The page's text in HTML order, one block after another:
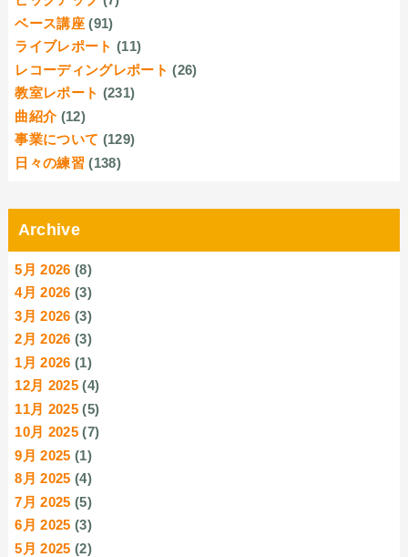
ベース講座 (91)
ライブレポート (11)
レコーディングレポート (26)
教室レポート (231)
曲紹介 (12)
事業について (129)
日々の練習 (138)
Archive
5月 2026 (8)
4月 2026 (3)
3月 2026 (3)
2月 2026 (3)
1月 2026 (1)
12月 2025 (4)
11月 2025 (5)
10月 2025 (7)
9月 2025 (1)
8月 2025 (4)
7月 2025 (5)
6月 2025 (3)
5月 2025 (2)